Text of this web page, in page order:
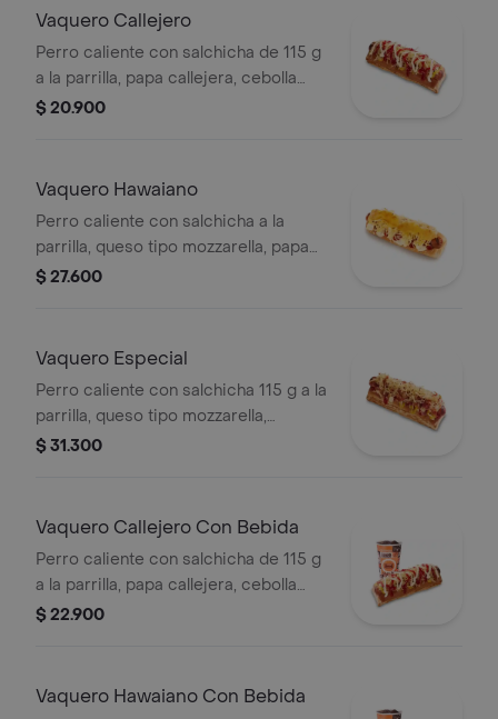
papas medianas (Corral o en cascos)
+ bebida PET
Vaquero Callejero
Perro caliente con salchicha de 115 g
a la parrilla, papa callejera, cebolla
picada, salsa blanca, salsa de tomate
$ 20.900
Vaquero Hawaiano
Perro caliente con salchicha a la
parrilla, queso tipo mozzarella, papa
callejera, piña, salsa blanca y salsa de
$ 27.600
Vaquero Especial
Perro caliente con salchicha 115 g a la
parrilla, queso tipo mozzarella,
tocineta picada, papa callejera,
$ 31.300
Vaquero Callejero Con Bebida
Perro caliente con salchicha de 115 g
a la parrilla, papa callejera, cebolla
picada, salsa blanca, salsa de tomate
$ 22.900
Vaquero Hawaiano Con Bebida